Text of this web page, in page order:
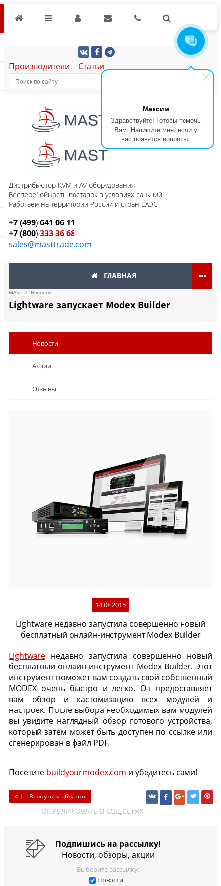
Максим
Здравствуйте! Готовы помочь
Вам. Напишите мне, если у
вас появятся вопросы.
Производители Статьи
Дистрибьютор KVM и AV оборудования
Бесперебойность поставок в условиях санкций
Работаем на территории России и стран ЕАЭС
+7 (499) 641 06 11
+7 (800)333 36 68
sales@masttrade.com
ГЛАВНАЯ
MAST / Новости
Lightware запускает Modex Builder
Новости
Акции
Отзывы
14.08.2015
Lightware недавно запустила совершенно новый
бесплатный онлайн-инструмент Modex Builder
Lightware недавно запустила совершенно новый
бесплатный онлайн-инструмент Modex Builder. Этот
инструмент поможет вам создать свой собственный
MODEX очень быстро и легко. Он предоставляет
вам обзор и кастомизацию всех модулей и
настроек. После выбора необходимых вам модулей
вы увидите наглядный обзор готового устройства,
который затем может быть доступен по ссылке или
сгенерирован в файл PDF.
Посетите buildyourmodex.com и убедитесь сами!
Вернуться обратно
ОПУБЛИКОВАТЬ В СОЦ.СЕТЯХ
Подпишись на рассылку!
Новости, обзоры, акции
Выберите рассылку:
Новости